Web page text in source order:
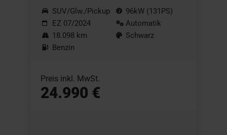
SUV/Glw./Pickup
EZ 07/2024
18.098 km
Benzin
96kW (131PS)
Automatik
Schwarz
Preis inkl. MwSt.
24.990 €